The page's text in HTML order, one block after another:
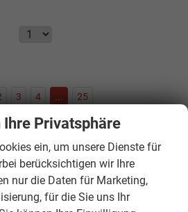
3 4 25
Privatsphäre
ein, um unsere Dienste für
berücksichtigen wir Ihre
nur die Daten für Marketing,
für die Sie uns Ihr